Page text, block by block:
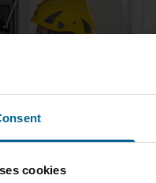
cookies